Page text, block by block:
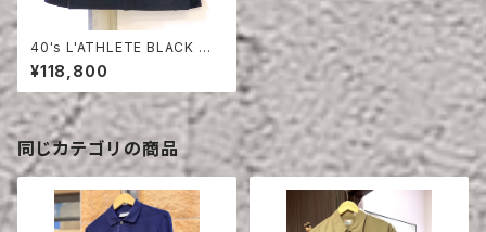
40's L'ATHLETE BLACK MO
LESKIN JACKET
¥118,800
同じカテゴリの商品